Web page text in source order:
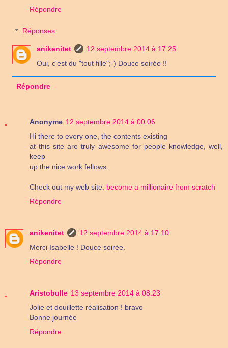
Répondre
Réponses
anikenitet
12 septembre 2014 à 17:25
Oui, c'est du "tout fille";-) Douce soirée !!
Répondre
Anonyme 12 septembre 2014 à 00:06
Hi there to every one, the contents existing
at this site are truly awesome for people knowledge, well,
keep
up the nice work fellows.
Check out my web site: become a millionaire from scratch
Répondre
anikenitet
12 septembre 2014 à 17:10
Merci Isabelle ! Douce soirée.
Répondre
Aristobulle 13 septembre 2014 à 08:23
Jolie et douillette réalisation ! bravo
Bonne journée
Répondre